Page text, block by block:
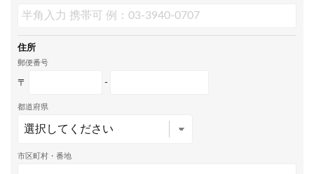
住所
郵便番号
〒 -
都道府県
市区町村・番地